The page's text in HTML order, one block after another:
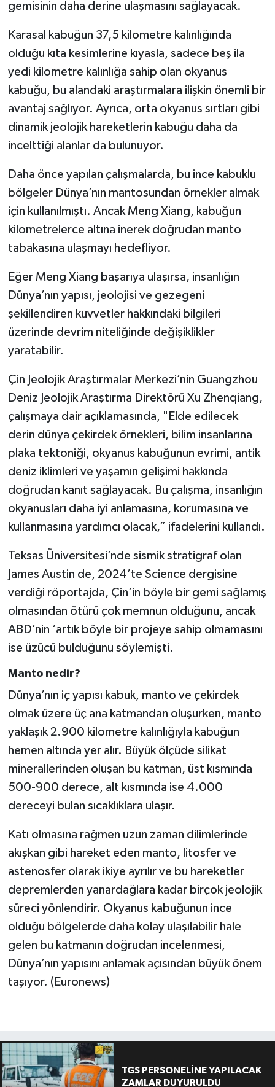
gemisinin daha derine ulaşmasını sağlayacak.
Karasal kabuğun 37,5 kilometre kalınlığında
olduğu kıta kesimlerine kıyasla, sadece beş ila
yedi kilometre kalınlığa sahip olan okyanus
kabuğu, bu alandaki araştırmalara ilişkin önemli bir
avantaj sağlıyor. Ayrıca, orta okyanus sırtları gibi
dinamik jeolojik hareketlerin kabuğu daha da
incelttiği alanlar da bulunuyor.
Daha önce yapılan çalışmalarda, bu ince kabuklu
bölgeler Dünya’nın mantosundan örnekler almak
için kullanılmıştı. Ancak Meng Xiang, kabuğun
kilometrelerce altına inerek doğrudan manto
tabakasına ulaşmayı hedefliyor.
Eğer Meng Xiang başarıya ulaşırsa, insanlığın
Dünya’nın yapısı, jeolojisi ve gezegeni
şekillendiren kuvvetler hakkındaki bilgileri
üzerinde devrim niteliğinde değişiklikler
yaratabilir.
Çin Jeolojik Araştırmalar Merkezi’nin Guangzhou
Deniz Jeolojik Araştırma Direktörü Xu Zhenqiang,
çalışmaya dair açıklamasında, "Elde edilecek
derin dünya çekirdek örnekleri, bilim insanlarına
plaka tektoniği, okyanus kabuğunun evrimi, antik
deniz iklimleri ve yaşamın gelişimi hakkında
doğrudan kanıt sağlayacak. Bu çalışma, insanlığın
okyanusları daha iyi anlamasına, korumasına ve
kullanmasına yardımcı olacak,” ifadelerini kullandı.
Teksas Üniversitesi’nde sismik stratigraf olan
James Austin de, 2024’te Science dergisine
verdiği röportajda, Çin’in böyle bir gemi sağlamış
olmasından ötürü çok memnun olduğunu, ancak
ABD’nin ‘artık böyle bir projeye sahip olmamasını
ise üzücü bulduğunu söylemişti.
Manto nedir?
Dünya’nın iç yapısı kabuk, manto ve çekirdek
olmak üzere üç ana katmandan oluşurken, manto
yaklaşık 2.900 kilometre kalınlığıyla kabuğun
hemen altında yer alır. Büyük ölçüde silikat
minerallerinden oluşan bu katman, üst kısmında
500-900 derece, alt kısmında ise 4.000
dereceyi bulan sıcaklıklara ulaşır.
Katı olmasına rağmen uzun zaman dilimlerinde
akışkan gibi hareket eden manto, litosfer ve
astenosfer olarak ikiye ayrılır ve bu hareketler
depremlerden yanardağlara kadar birçok jeolojik
süreci yönlendirir. Okyanus kabuğunun ince
olduğu bölgelerde daha kolay ulaşılabilir hale
gelen bu katmanın doğrudan incelenmesi,
Dünya’nın yapısını anlamak açısından büyük önem
taşıyor. (Euronews)
TGS PERSONELİNE YAPILACAK
ZAMLAR DUYURULDU